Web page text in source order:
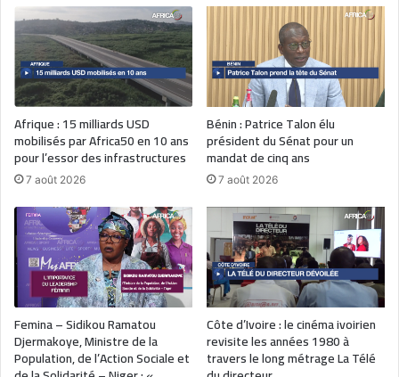
Afrique : 15 milliards USD
mobilisés par Africa50 en 10 ans
pour l’essor des infrastructures
7 août 2026
Bénin : Patrice Talon élu
président du Sénat pour un
mandat de cinq ans
7 août 2026
Femina – Sidikou Ramatou
Djermakoye, Ministre de la
Population, de l’Action Sociale et
Côte d’Ivoire : le cinéma ivoirien
revisite les années 1980 à
travers le long métrage La Télé